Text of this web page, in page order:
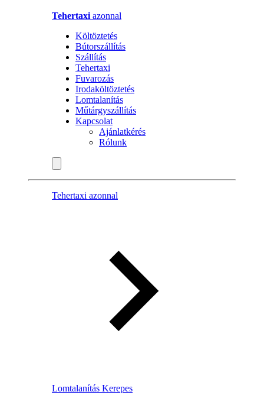
Tehertaxi azonnal
Költöztetés
Bútorszállítás
Szállítás
Tehertaxi
Fuvarozás
Irodaköltöztetés
Lomtalanítás
Műtárgyszállítás
Kapcsolat
Ajánlatkérés
Rólunk
Tehertaxi azonnal
Lomtalanítás Kerepes